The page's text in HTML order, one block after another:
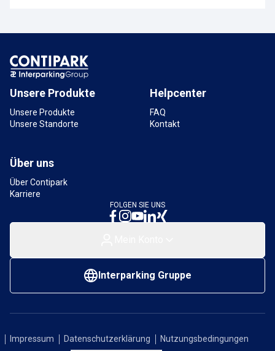
Unsere Produkte
Unsere Produkte
Unsere Standorte
Helpcenter
FAQ
Kontakt
Über uns
Über Contipark
Karriere
FOLGEN SIE UNS
Interparking Gruppe
Impressum Datenschutzerklärung Nutzungsbedingungen